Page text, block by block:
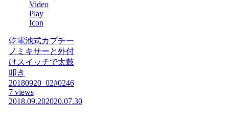
乾電池式カプチー
ノミキサーと外付
けスイッチで太鼓
叩き
20180920_02#0246
7 views
2018.09.202020.07.30